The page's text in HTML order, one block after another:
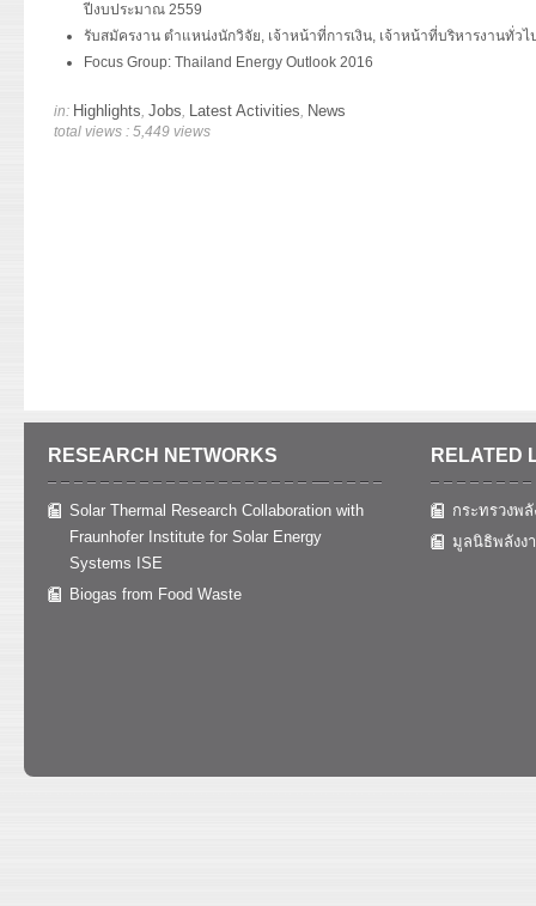
ปีงบประมาณ 2559
รับสมัครงาน ตำแหน่งนักวิจัย, เจ้าหน้าที่การเงิน, เจ้าหน้าที่บริหารงานทั่วไ
Focus Group: Thailand Energy Outlook 2016
in: Highlights, Jobs, Latest Activities, News
total views : 5,449 views
RESEARCH NETWORKS
Solar Thermal Research Collaboration with
Fraunhofer Institute for Solar Energy
Systems ISE
Biogas from Food Waste
RELATED
กระทรวงพลั
มูลนิธิพลังง